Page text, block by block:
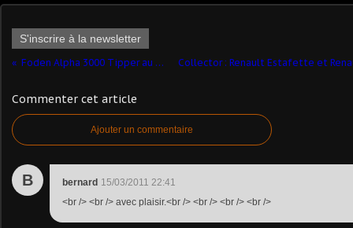
S'inscrire à la newsletter
Foden Alpha 3000 Tipper au 1/48ème (ASAM)
Commenter cet article
Ajouter un commentaire
B bernard 15/03/2011 22:41
<br /> <br /> avec plaisir.<br /> <br /> <br /> <br />